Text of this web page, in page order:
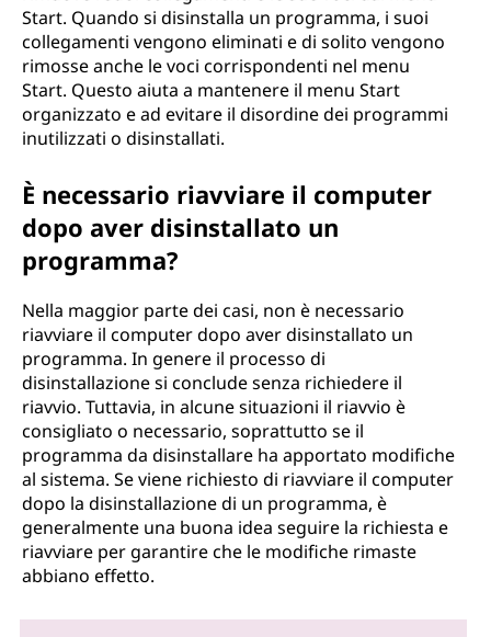
Start. Quando si disinstalla un programma, i suoi
collegamenti vengono eliminati e di solito vengono
rimosse anche le voci corrispondenti nel menu
Start. Questo aiuta a mantenere il menu Start
organizzato e ad evitare il disordine dei programmi
inutilizzati o disinstallati.
È necessario riavviare il computer
dopo aver disinstallato un
programma?
Nella maggior parte dei casi, non è necessario
riavviare il computer dopo aver disinstallato un
programma. In genere il processo di
disinstallazione si conclude senza richiedere il
riavvio. Tuttavia, in alcune situazioni il riavvio è
consigliato o necessario, soprattutto se il
programma da disinstallare ha apportato modifiche
al sistema. Se viene richiesto di riavviare il computer
dopo la disinstallazione di un programma, è
generalmente una buona idea seguire la richiesta e
riavviare per garantire che le modifiche rimaste
abbiano effetto.